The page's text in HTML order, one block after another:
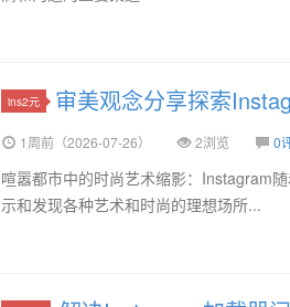
ins2元 审美观念分享探索
1周前（2026-07-26） 2浏览 0
喧嚣都市中的时尚艺术缩影：Instagram
示和发现各种艺术和时尚的理想场所...